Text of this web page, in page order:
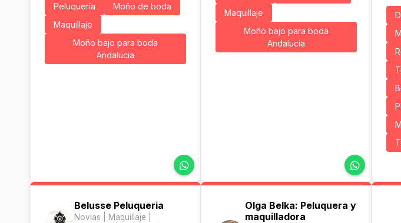
Peluquería
Moño de boda
Maquillaje
Moño bajo para boda
Andalucia
Maquillaje
Moño bajo para boda
Andalucia
Belusse Peluqueria
Novias | Maquillaje |
Olga Belka: Peluquera y
maquilladora